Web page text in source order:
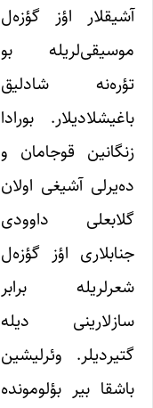
آشیقلار اؤز گؤزه‌ل
موسیقی‌لریله بو
تؤره‌نه شادلیق
باغیشلادیلار. بورادا
زنگانین قوجامان و
ده‌یرلی آشیغی اولان
گلابعلی داوودی
جنابلاری اؤز گؤزه‌ل
شعرلریله برابر
سازلارینی دیله
گتیردیلر. وئرلیشین
باشقا بیر بؤلومونده